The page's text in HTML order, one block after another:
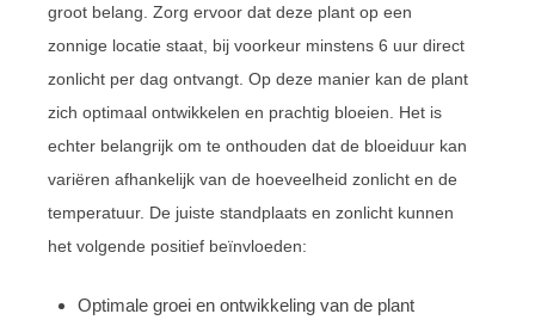
groot belang. Zorg ervoor dat deze plant op een
zonnige locatie staat, bij voorkeur minstens 6 uur direct
zonlicht per dag ontvangt. Op deze manier kan de plant
zich optimaal ontwikkelen en prachtig bloeien. Het is
echter belangrijk om te onthouden dat de bloeiduur kan
variëren afhankelijk van de hoeveelheid zonlicht en de
temperatuur. De juiste standplaats en zonlicht kunnen
het volgende positief beïnvloeden:
Optimale groei en ontwikkeling van de plant